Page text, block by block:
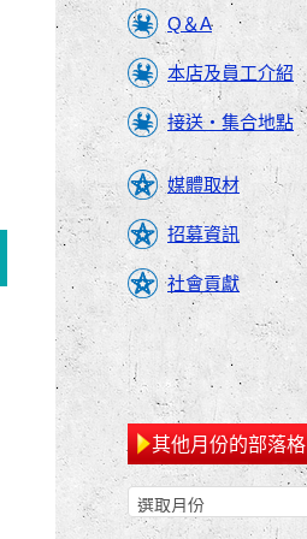
Q＆A
本店及員工介紹
接送・集合地點
媒體取材
招募資訊
社會貢獻
其他月份的部落格